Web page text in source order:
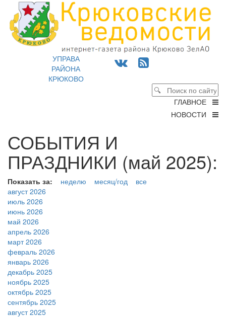
УПРАВА
РАЙОНА
КРЮКОВО
ГЛАВНОЕ
НОВОСТИ
СОБЫТИЯ И
ПРАЗДНИКИ (май 2025):
Показать за: неделю месяц/год
все
август 2026
июль 2026
июнь 2026
май 2026
апрель 2026
март 2026
февраль 2026
январь 2026
декабрь 2025
ноябрь 2025
октябрь 2025
сентябрь 2025
август 2025